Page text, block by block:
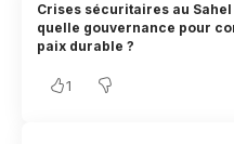
Crises sécuritaires au
quelle gouvernance pour
paix durable ?
1